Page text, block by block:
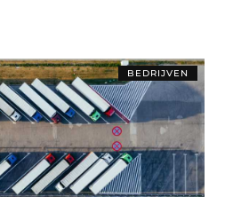
BEDRIJVEN